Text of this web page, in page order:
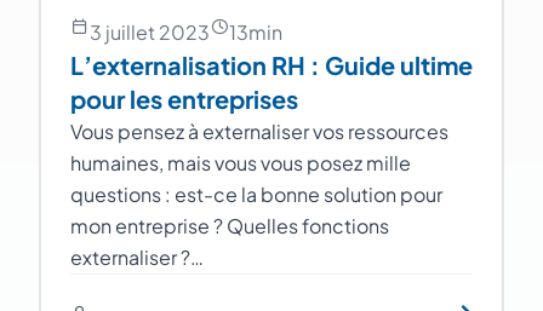
3 juillet 2023 13min
L’externalisation RH : Guide ultime
pour les entreprises
Vous pensez à externaliser vos ressources
humaines, mais vous vous posez mille
questions : est-ce la bonne solution pour
mon entreprise ? Quelles fonctions
externaliser ?…